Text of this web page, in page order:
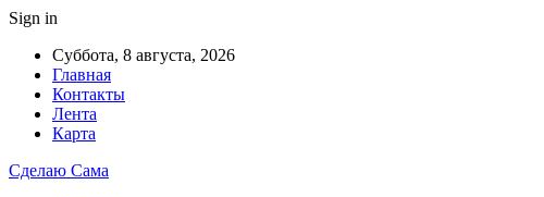
Sign in
Суббота, 8 августа, 2026
Главная
Контакты
Лента
Карта
Сделаю Сама